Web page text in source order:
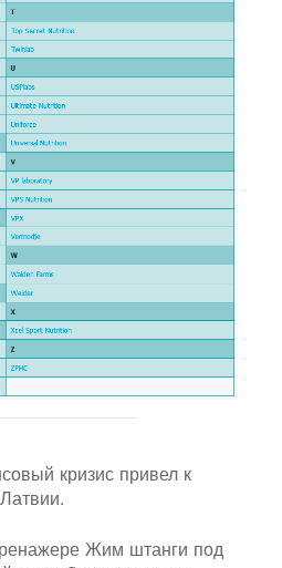
кризис привел к
Жим штанги под